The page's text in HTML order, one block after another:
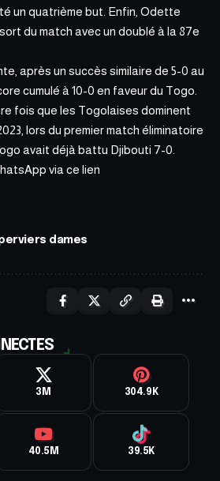
un quatrième but. Enfin, Odette
du match avec un doublé à la 87e
, après un succès similaire de 5-0 au
cumulé à 10-0 en faveur du Togo.
fois que les Togolaises dominent
lors du premier match éliminatoire
avait déjà battu Djibouti 7-0.
via ce lien
dames
3M 304.9K
40.5M 39.5K